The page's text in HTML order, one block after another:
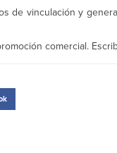
de vinculación y
comercial.